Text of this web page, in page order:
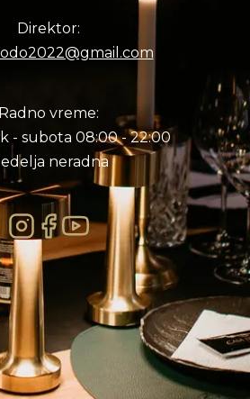
Direktor:
Radno vreme:
- subota 08:00 - 22:00
neradna